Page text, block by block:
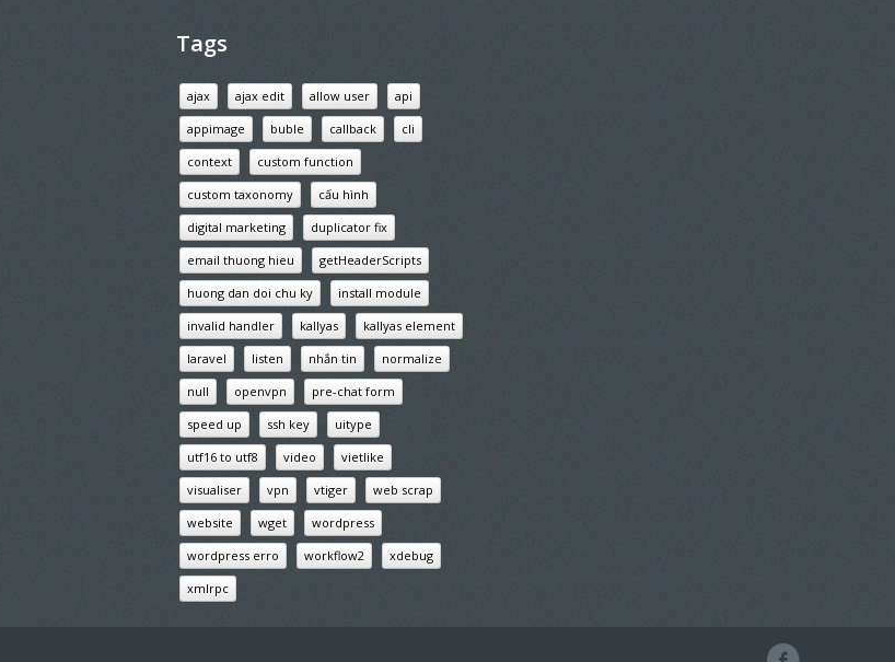
Tags
ajax ajax edit allow user
api
appimage
buble callback
cli
context
custom function
custom taxonomy
cấu hình
digital marketing
duplicator fix
email thuong hieu
getHeaderScripts
huong dan doi chu ky
install module
invalid handler
kallyas
kallyas element
laravel
listen nhắn tin
normalize
null
openvpn
pre-chat form
speed up
ssh key
uitype
utf16 to utf8
video
vietlike
visualiser
vpn vtiger
web scrap
website
wget
wordpress
wordpress erro
workflow2
xdebug
xmlrpc